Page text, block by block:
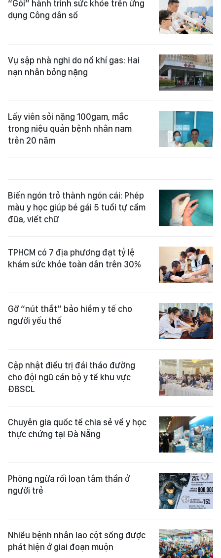
“Gói” hành trình sức khỏe trên ứng
dụng Công dân số
Vụ sập nhà nghi do nổ khí gas: Hai
nạn nhân bỏng nặng
Lấy viên sỏi nặng 100gam, mắc
trong niệu quản bệnh nhân nam
trên 20 năm
Biến ngón trỏ thành ngón cái: Phép
màu y học giúp bé gái 5 tuổi tự cầm
đũa, viết chữ
TPHCM có 7 địa phương đạt tỷ lệ
khám sức khỏe toàn dân trên 30%
Gỡ “nút thắt” bảo hiểm y tế cho
người yếu thế
Cập nhật điều trị đái tháo đường
cho đội ngũ cán bộ y tế khu vực
ĐBSCL
Chuyên gia quốc tế chia sẻ về y học
thực chứng tại Đà Nẵng
Phòng ngừa rối loạn tâm thần ở
người trẻ
Nhiều bệnh nhân lao cột sống được
phát hiện ở giai đoạn muộn